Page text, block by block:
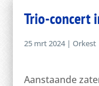
Trio-concert
25 mrt 2024|Orkest
Aanstaande